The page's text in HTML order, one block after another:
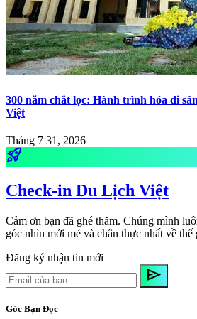
300 năm chắt lọc: Hành trình hóa di
Việt
Tháng 7 31, 2026
rocket_launch
Check-in Du Lịch Việt
Cảm ơn bạn đã ghé thăm. Chúng mình
góc nhìn mới mẻ và chân thực nhất về
Đăng ký nhận tin mới
send
Góc Bạn Đọc